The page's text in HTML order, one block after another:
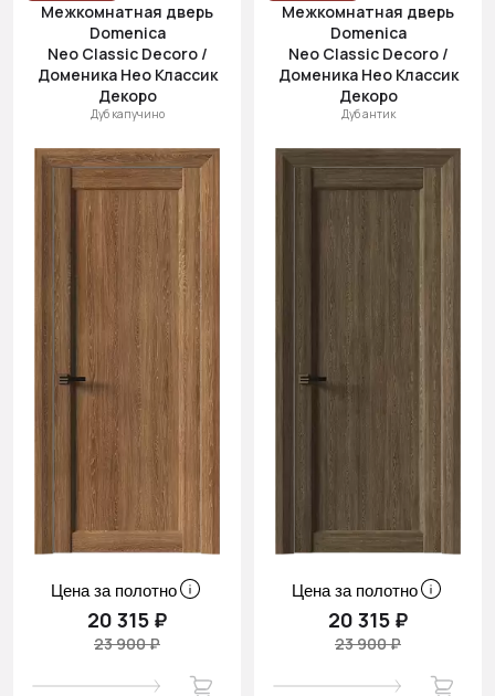
Межкомнатная дверь
Domenica
Neo Classic Decoro /
Доменика Нео Классик
Декоро
Дуб капучино
Цена за полотно
20 315 ₽
23 900 ₽
Межкомнатная дверь
Domenica
Neo Classic Decoro /
Доменика Нео Классик
Декоро
Дуб антик
Цена за полотно
20 315 ₽
23 900 ₽